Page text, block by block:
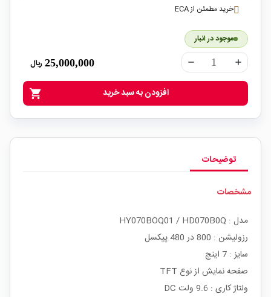
خرید مطمئن از ECA
موجود در انبار
remove add
25,000,000 ریال
shopping_cart افزودن به سبد خرید
توضیحات
مشخصات
مدل : HY070BOQ01 / HD070B0Q
رزولیشن : 800 در 480 پیکسل
سایز : 7 اینچ
صفحه نمایش از نوع TFT
ولتاژ کاری : 9.6 ولت DC